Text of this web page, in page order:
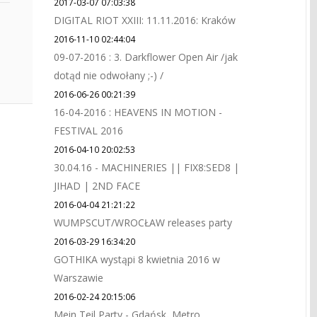
DIGITAL RIOT XXIII: 11.11.2016: Kraków
2016-11-10 02:44:04
09-07-2016 : 3. Darkflower Open Air /jak
dotąd nie odwołany ;-) /
2016-06-26 00:21:39
16-04-2016 : HEAVENS IN MOTION -
FESTIVAL 2016
2016-04-10 20:02:53
30.04.16 - MACHINERIES || FIX8:SED8 |
JIHAD | 2ND FACE
2016-04-04 21:21:22
WUMPSCUT/WROCŁAW releases party
2016-03-29 16:34:20
GOTHIKA wystąpi 8 kwietnia 2016 w
Warszawie
2016-02-24 20:15:06